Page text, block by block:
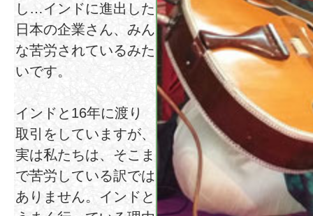
し…インドに進出した
日本の企業さん、みん
な苦労されているみた
いです。
インドと16年に渡り
取引をしていますが、
実は私たちは、そこま
で苦労している訳では
ありません。インドと